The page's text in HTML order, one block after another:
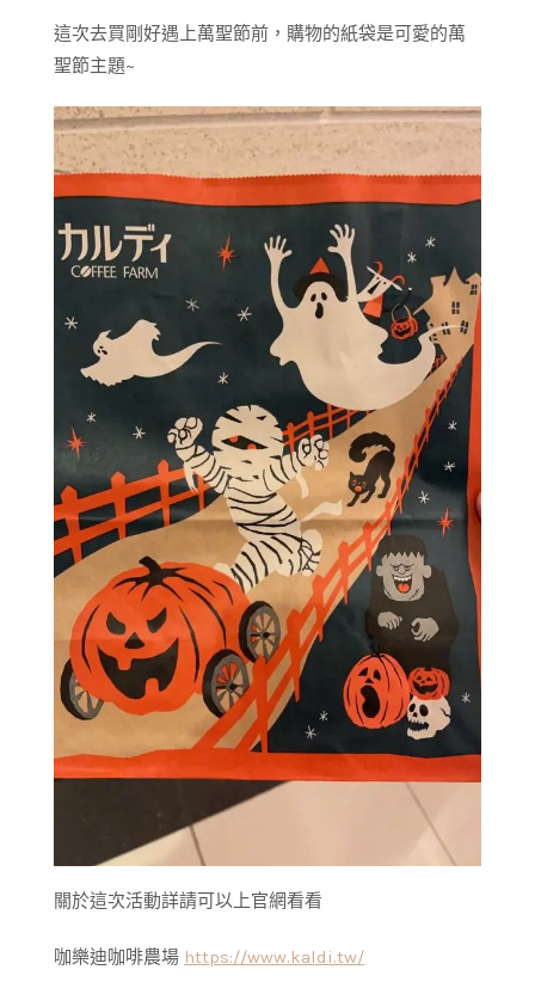
這次去買剛好遇上萬聖節前，購物的紙袋是可愛的萬
聖節主題~
關於這次活動詳請可以上官網看看
咖樂迪咖啡農場 https://www.kaldi.tw/